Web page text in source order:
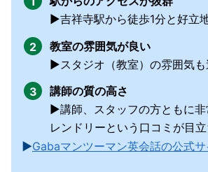
▶︎吉祥寺駅から徒歩1分と好立
教室の雰囲気が良い
▶︎スタジオ（教室）の雰囲気も
講師の質の高さ
▶︎講師、スタッフの方ともに
レンドリーという口コミが目立
▶︎Gabaマンツーマン英会話の公式